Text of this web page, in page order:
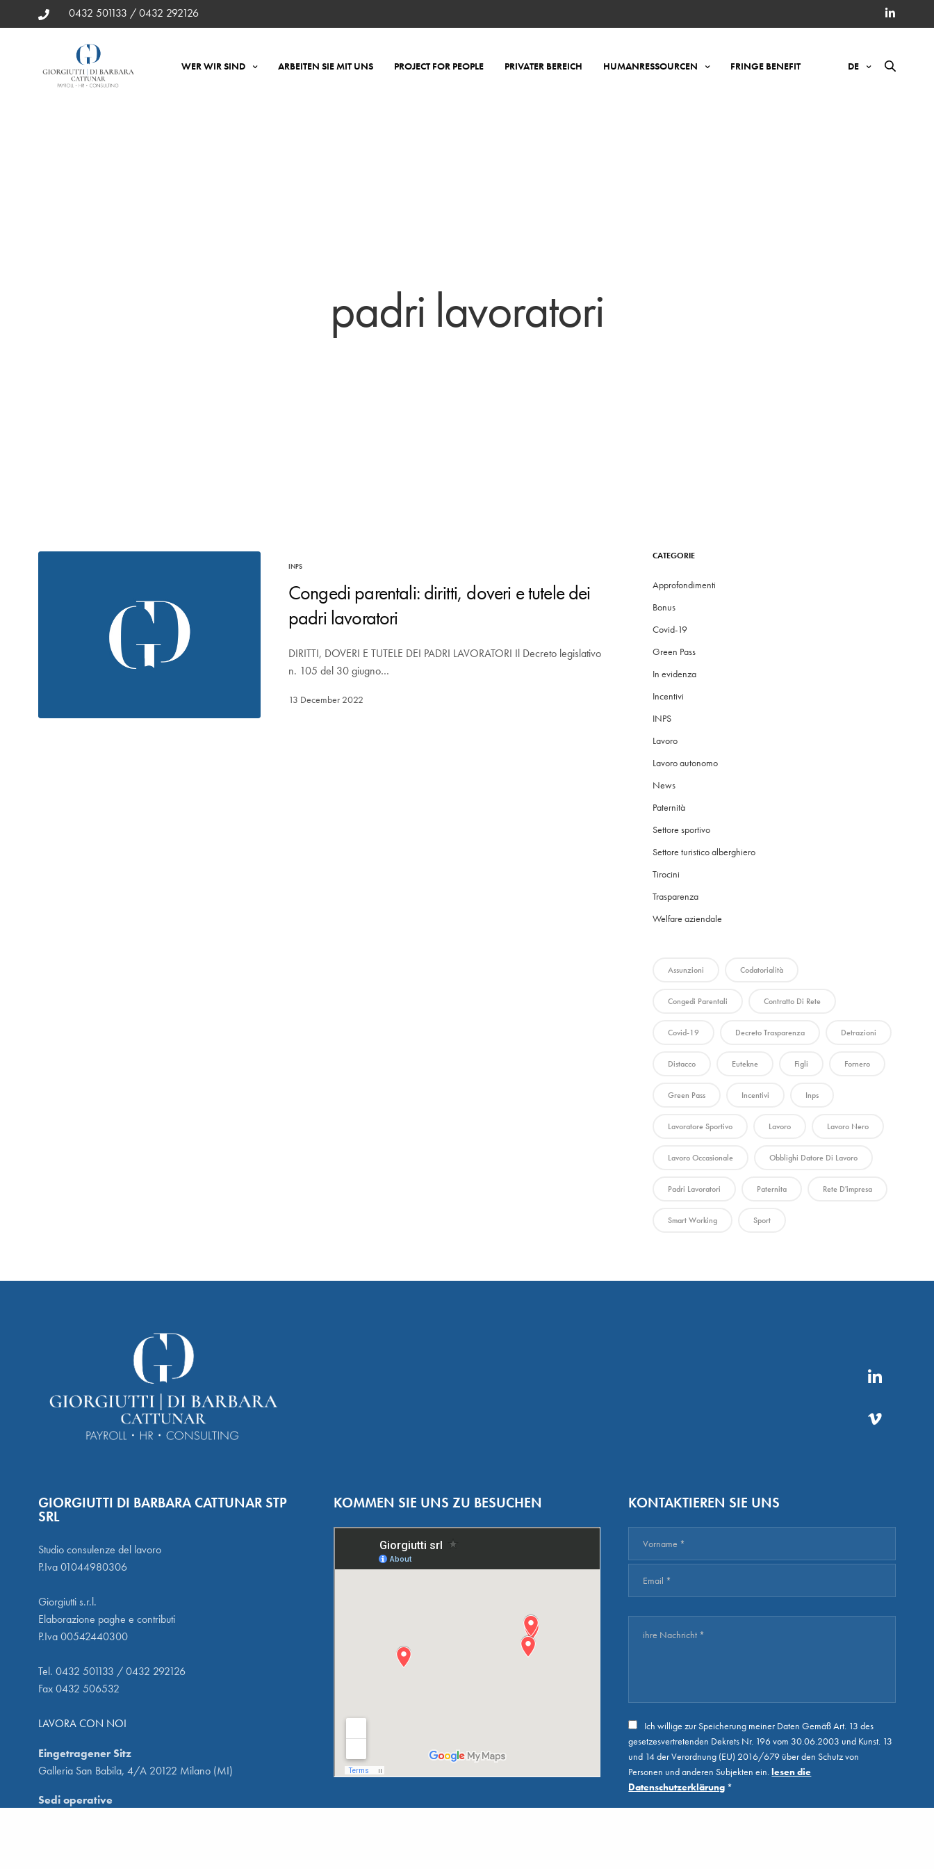
0432 501133 / 0432 292126
WER WIR SIND ARBEITEN SIE MIT UNS PROJECT FOR PEOPLE PRIVATER BEREICH HUMANRESSOURCEN FRINGE BENEFIT DE
padri lavoratori
INPS
Congedi parentali: diritti, doveri e tutele dei
padri lavoratori
DIRITTI, DOVERI E TUTELE DEI PADRI LAVORATORI Il Decreto legislativo
n. 105 del 30 giugno…
13 December 2022
CATEGORIE
Approfondimenti
Bonus
Covid-19
Green Pass
In evidenza
Incentivi
INPS
Lavoro
Lavoro autonomo
News
Paternità
Settore sportivo
Settore turistico alberghiero
Tirocini
Trasparenza
Welfare aziendale
Assunzioni Codatorialità
Congedi Parentali Contratto Di Rete
Covid-19 Decreto Trasparenza Detrazioni
Distacco Eutekne Figli Fornero
Green Pass Incentivi Inps
Lavoratore Sportivo Lavoro Lavoro Nero
Lavoro Occasionale Obblighi Datore Di Lavoro
Padri Lavoratori Paternita Rete D'impresa
Smart Working Sport
GIORGIUTTI DI BARBARA CATTUNAR STP
SRL
Studio consulenze del lavoro
P.Iva 01044980306
Giorgiutti s.r.l.
Elaborazione paghe e contributi
P.Iva 00542440300
Tel. 0432 501133 / 0432 292126
Fax 0432 506532
LAVORA CON NOI
Eingetragener Sitz
Galleria San Babila, 4/A 20122 Milano (MI)
Sedi operative
KOMMEN SIE UNS ZU BESUCHEN KONTAKTIEREN SIE UNS
Ich willige zur Speicherung meiner Daten Gemäß Art. 13 des
gesetzesvertretenden Dekrets Nr. 196 vom 30.06.2003 und Kunst. 13
und 14 der Verordnung (EU) 2016/679 über den Schutz von
Personen und anderen Subjekten ein.lesen die
Datenschutzerklärung *